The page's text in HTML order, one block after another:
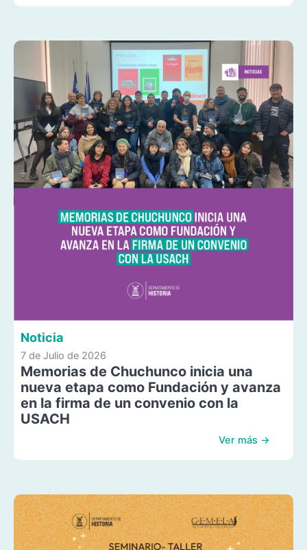
Noticia
7 de Julio de 2026
Memorias de Chuchunco inicia una
nueva etapa como Fundación y avanza
en la firma de un convenio con la
USACH
Ver más →